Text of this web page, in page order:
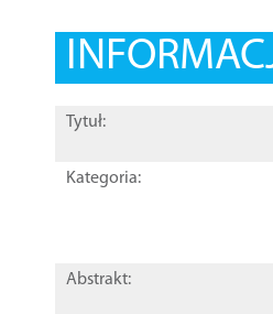
Tytuł:
Kategoria:
Abstrakt: